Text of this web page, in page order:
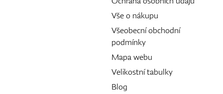
Vše o nákupu
Všeobecní obchodní
podmínky
Mapa webu
Velikostní tabulky
Blog